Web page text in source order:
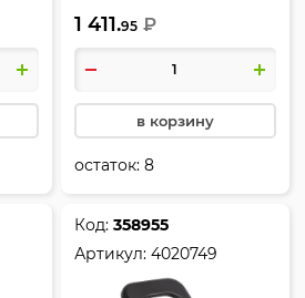
цвет черный, deVENTE,
4020100
1 411.95 ₽
в корзину
остаток:8
Код:358955
Артикул:4020749